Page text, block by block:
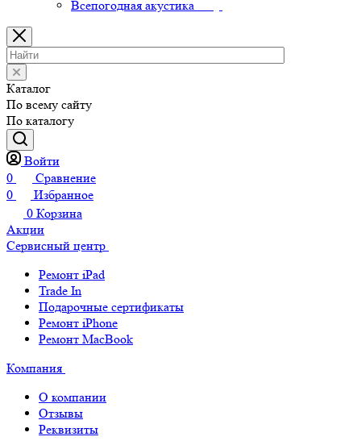
Всепогодная акустика
Каталог
По всему сайту
По каталогу
Войти
0
Сравнение
0
Избранное
0 Корзина
Акции
Сервисный центр
Ремонт iPad
Trade In
Подарочные сертификаты
Ремонт iPhone
Ремонт MacBook
Компания
О компании
Отзывы
Реквизиты